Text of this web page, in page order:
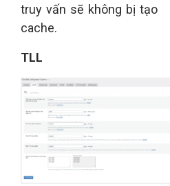
truy vấn sẽ không bị tạo
cache.
TLL